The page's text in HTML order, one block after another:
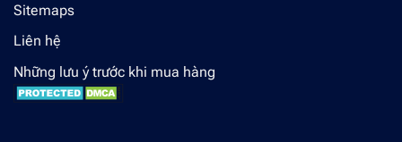
Sitemaps
Liên hệ
Những lưu ý trước khi mua hàng